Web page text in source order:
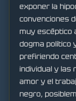
exponer la
convenciones
muy escéptico
dogma político
prefiriendo
individual y las
amor y el
negro,